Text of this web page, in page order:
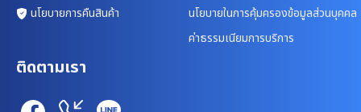
นโยบายการคืนสินค้า
นโยบายในการคุ้มครองข้อมูลส่วนบุคคล
ค่าธรรมเนียมการบริการ
ติดตามเรา